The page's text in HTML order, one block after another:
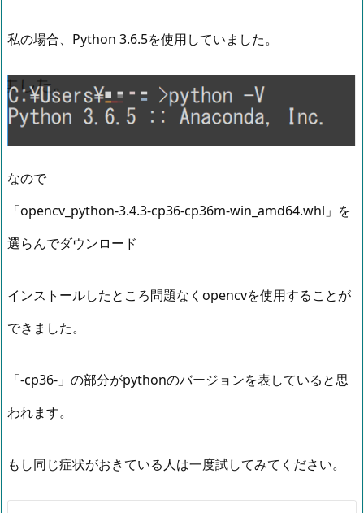
私の場合、Python 3.6.5を使用していました。
なので
「opencv_python‑3.4.3‑cp36‑cp36m‑win_amd64.whl」を
選らんでダウンロード
インストールしたところ問題なくopencvを使用することが
できました。
「-cp36-」の部分がpythonのバージョンを表していると思
われます。
もし同じ症状がおきている人は一度試してみてください。